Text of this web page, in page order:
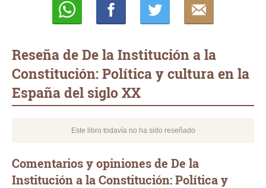
Reseña de De la Institución a la
Constitución: Política y cultura en la
España del siglo XX
Este libro todavía no ha sido reseñado
Comentarios y opiniones de De la
Institución a la Constitución: Política y